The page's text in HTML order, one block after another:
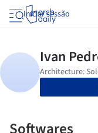
Iniciar sessão